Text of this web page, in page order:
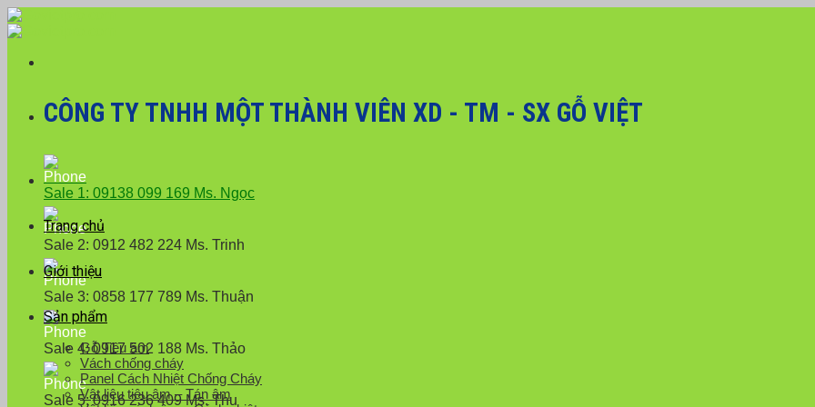
Skip
to
CÔNG TY TNHH MỘT THÀNH VIÊN XD - TM - SX GỖ VIỆT
Sale 1: 09138 099 169 Ms. Ngọc
Sale 2: 0912 482 224 Ms. Trinh
Sale 3: 0858 177 789 Ms. Thuận
Sale 4: 0917 502 188 Ms. Thảo
Sale 5: 0916 236 409 Ms. Thu
Trang chủ
Giới thiệu
Sản phẩm
Gỗ Tiêu âm
Vách chống cháy
Panel Cách Nhiệt Chống Cháy
Vật liệu tiêu âm – Tán âm